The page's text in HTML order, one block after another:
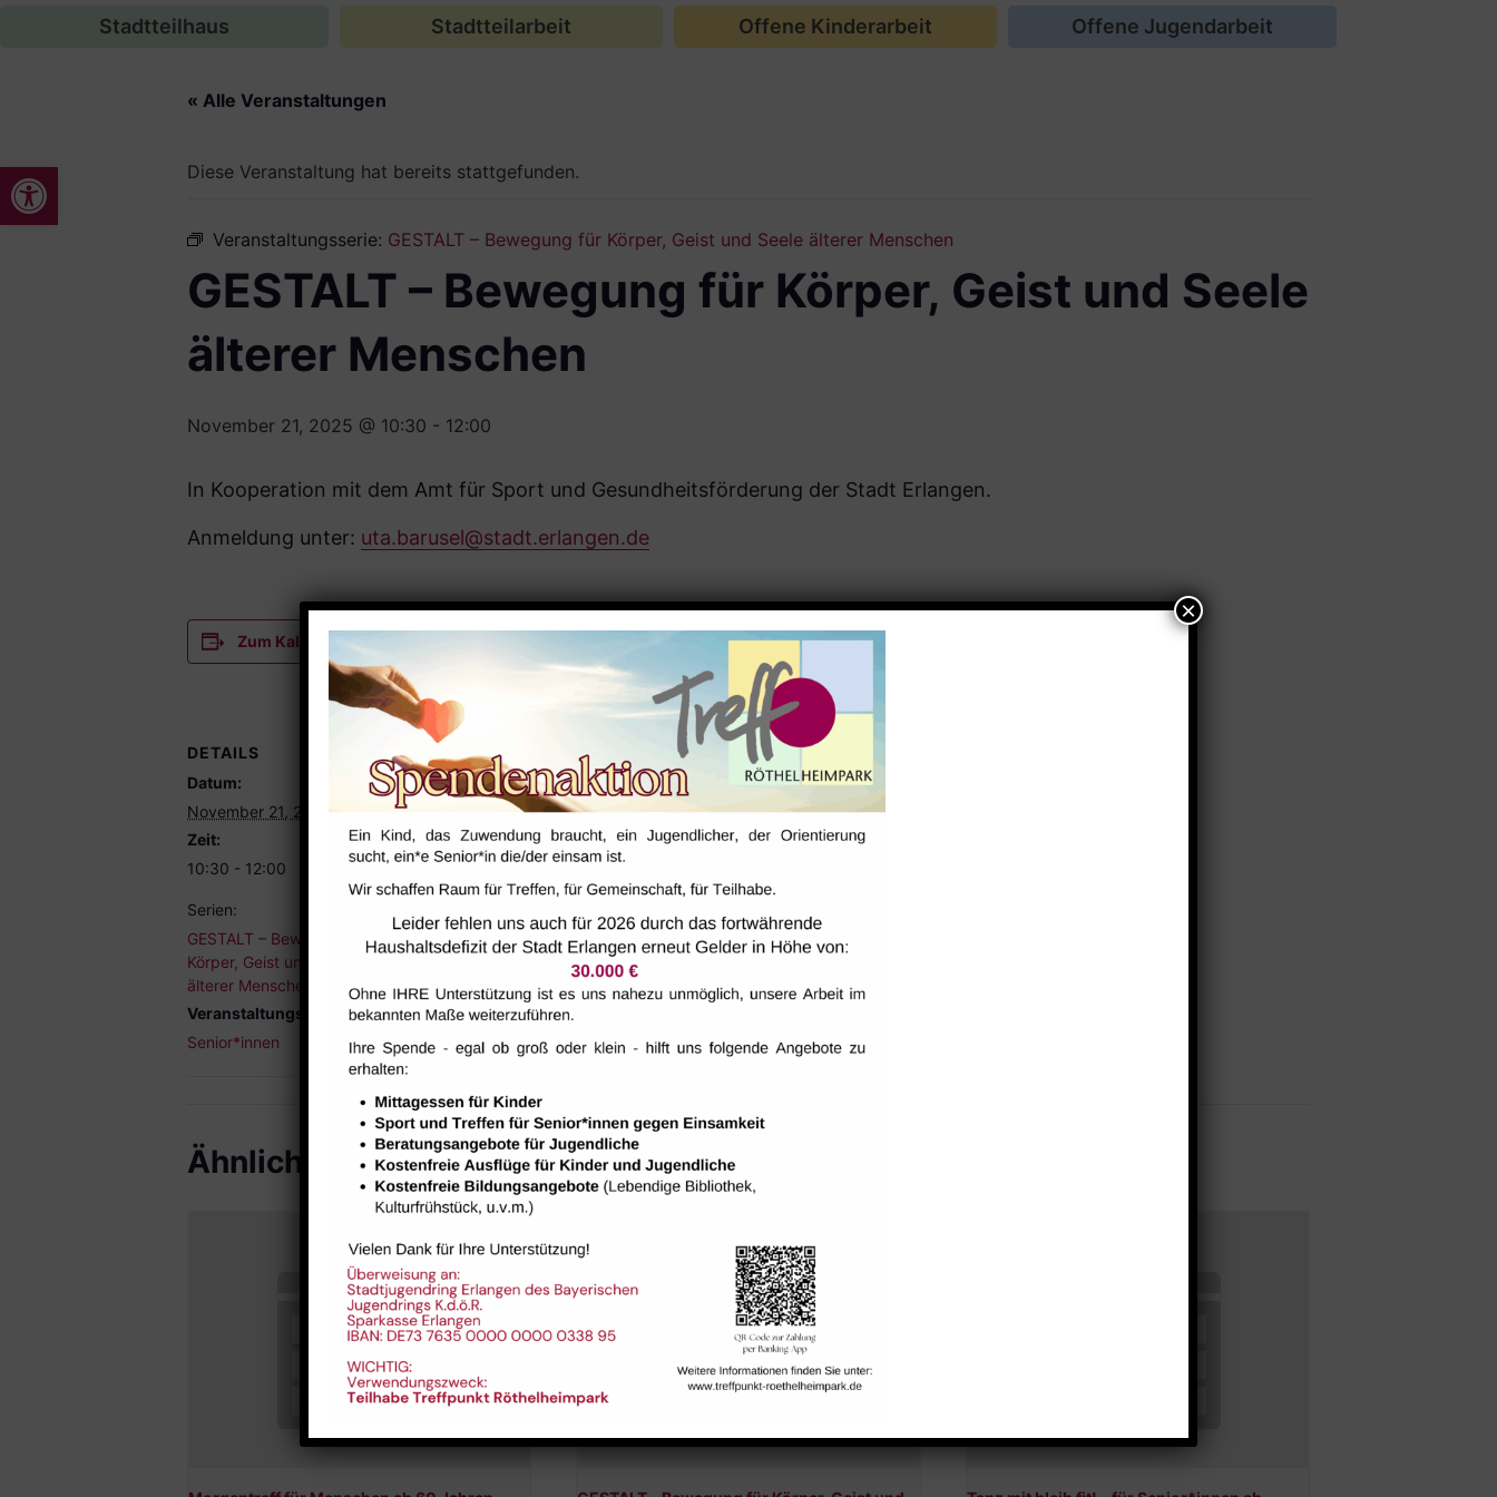
Werkzeugleiste öffnen
Stadtteilhaus Stadtteilarbeit Offene Kinderarbeit Offene Jugendarbeit
« Alle Veranstaltungen
Diese Veranstaltung hat bereits stattgefunden.
Veranstaltungsserie: GESTALT – Bewegung für Körper, Geist und Seele älterer Menschen
GESTALT – Bewegung für Körper, Geist und Seele
älterer Menschen
November 21, 2025 @ 10:30 - 12:00
In Kooperation mit dem Amt für Sport und Gesund­heitsförderung der Stadt Erlangen.
Anmeldung unter: uta.barusel@stadt.erlangen.de
Zum Kalender hinzufügen
DETAILS
Datum:
November 21, 2025
Zeit:
10:30 - 12:00
Serien:
GESTALT – Bewegung für
Körper, Geist und Seele
älterer Menschen
Veranstaltungskategorie:
Senior*innen
VERANSTALTUNGSORT
Saal
Ähnliche Veranstaltungen